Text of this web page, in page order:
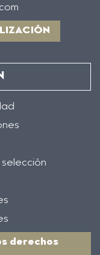
selección
derechos